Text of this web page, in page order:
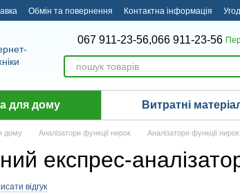
Обмін та повернення Контактна інформація
067 911-23-56,066 911-23-56
для дому Витратні
дому Аналізатори функції нирок Аналізатори функції
експрес-
відгук